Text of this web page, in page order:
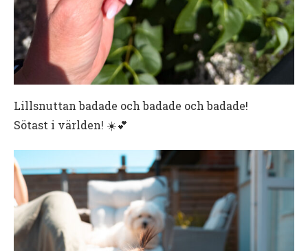
Lillsnuttan badade och badade och badade!
Sötast i världen! ☀️💕